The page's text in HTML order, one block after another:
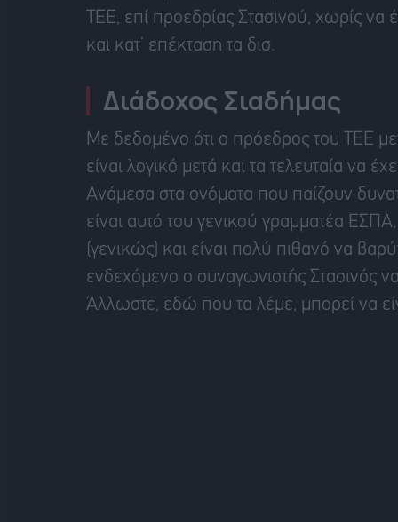
ΤΕΕ, επί προεδρίας Στασινού, χωρίς να
και κατ’ επέκταση τα δισ.
Διάδοχος Σιαδήμας
Με δεδομένο ότι ο πρόεδρος του ΤΕΕ
είναι λογικό μετά και τα τελευταία να
Ανάμεσα στα ονόματα που παίζουν
είναι αυτό του γενικού γραμματέα
(γενικώς) και είναι πολύ πιθανό να
ενδεχόμενο ο συναγωνιστής Στασινός
Άλλωστε, εδώ που τα λέμε, μπορεί να